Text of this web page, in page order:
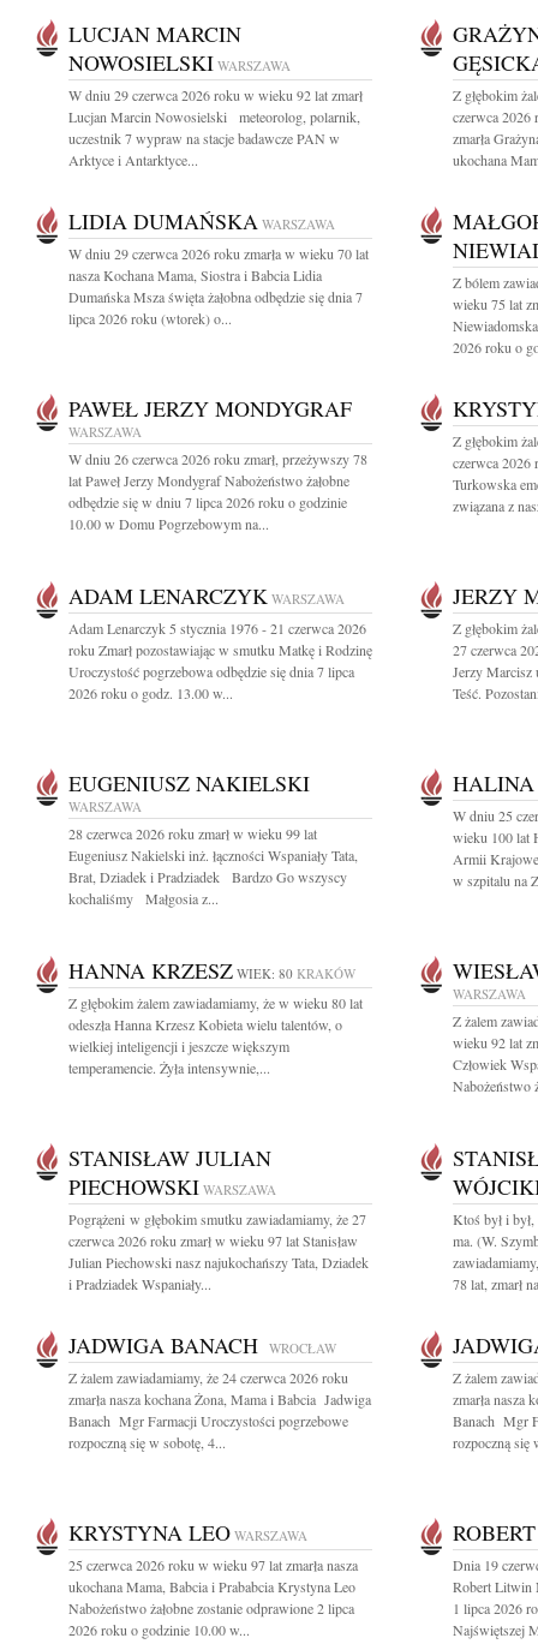
LUCJAN MARCIN
NOWOSIELSKI WARSZAWA
W dniu 29 czerwca 2026 roku w wieku 92 lat zmarł
Lucjan Marcin Nowosielski meteorolog, polarnik,
uczestnik 7 wypraw na stacje badawcze PAN w
Arktyce i Antarktyce...
Z głębokim
czerwca 2026
zmarła
ukochana
LIDIA DUMAŃSKA WARSZAWA
W dniu 29 czerwca 2026 roku zmarła w wieku 70 lat
nasza Kochana Mama, Siostra i Babcia Lidia
Dumańska Msza święta żałobna odbędzie się dnia 7
lipca 2026 roku (wtorek) o...
Z bólem
wieku 75 lat
2026 roku o
PAWEŁ JERZY MONDYGRAF
WARSZAWA
W dniu 26 czerwca 2026 roku zmarł, przeżywszy 78
lat Paweł Jerzy Mondygraf Nabożeństwo żałobne
odbędzie się w dniu 7 lipca 2026 roku o godzinie
10.00 w Domu Pogrzebowym na...
Z głębokim
czerwca 2026
Turkowska
związana z
ADAM LENARCZYK WARSZAWA
Adam Lenarczyk 5 stycznia 1976 - 21 czerwca 2026
roku Zmarł pozostawiając w smutku Matkę i Rodzinę
Uroczystość pogrzebowa odbędzie się dnia 7 lipca
2026 roku o godz. 13.00 w...
JERZY
Z głębokim
27 czerwca
Jerzy Marcisz
Teść.
EUGENIUSZ NAKIELSKI
WARSZAWA
28 czerwca 2026 roku zmarł w wieku 99 lat
Eugeniusz Nakielski inż. łączności Wspaniały Tata,
Brat, Dziadek i Pradziadek Bardzo Go wszyscy
kochaliśmy Małgosia z...
W dniu 25
wieku 100 lat
Armii
w szpitalu na
HANNA KRZESZ WIEK: 80 KRAKÓW
Z głębokim żalem zawiadamiamy, że w wieku 80 lat
odeszła Hanna Krzesz Kobieta wielu talentów, o
wielkiej inteligencji i jeszcze większym
temperamencie. Żyła intensywnie,...
WARSZAWA
Z żalem
wieku 92 lat
Człowiek
Nabożeństwo
STANISŁAW JULIAN
PIECHOWSKI WARSZAWA
Pogrążeni w głębokim smutku zawiadamiamy, że 27
czerwca 2026 roku zmarł w wieku 97 lat Stanisław
Julian Piechowski nasz najukochańszy Tata, Dziadek
i Pradziadek Wspaniały...
Ktoś był i
ma. (W.
78 lat, zmarł
JADWIGA BANACH WROCŁAW
Z żalem zawiadamiamy, że 24 czerwca 2026 roku
zmarła nasza kochana Żona, Mama i Babcia Jadwiga
Banach Mgr Farmacji Uroczystości pogrzebowe
rozpoczną się w sobotę, 4...
Z żalem
zmarła nasza
Banach Mgr
rozpoczną się
KRYSTYNA LEO WARSZAWA
25 czerwca 2026 roku w wieku 97 lat zmarła nasza
ukochana Mama, Babcia i Prababcia Krystyna Leo
Nabożeństwo żałobne zostanie odprawione 2 lipca
2026 roku o godzinie 10.00 w...
Dnia 19
Robert Litwin
1 lipca 2026
Najświętszej